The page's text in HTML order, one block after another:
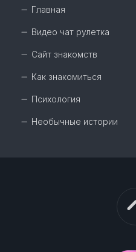
Главная
Видео чат рулетка
Сайт знакомств
Как знакомиться
Психология
Необычные истории